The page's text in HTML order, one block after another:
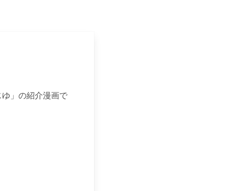
」の紹介漫画で